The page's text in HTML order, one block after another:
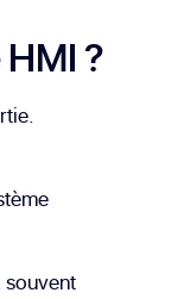
?
souvent